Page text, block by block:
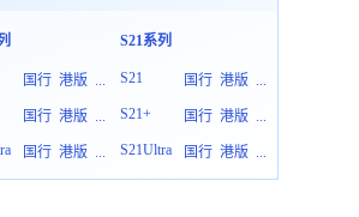
国行 港版 ...
国行 港版 ...
国行 港版 ...
S21系列
S21 国行 港版 ...
S21+
国行 港版 ...
S21Ultra
国行 港版 ...